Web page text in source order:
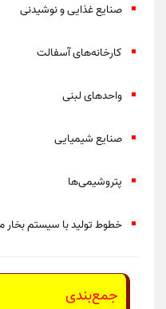
صنایع غذایی و نوشیدنی
کارخانه‌های آسفالت
واحدهای لبنی
صنایع شیمیایی
پتروشیمی‌ها
خطوط تولید با سیستم بخار
جمع‌بندی